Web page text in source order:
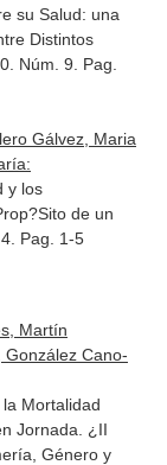
su Salud: una
Distintos
Núm. 9. Pag.
Gálvez, Maria
y los
de un
Pag. 1-5
Martín
González Cano-
Mortalidad
Jornada. ¿II
Género y